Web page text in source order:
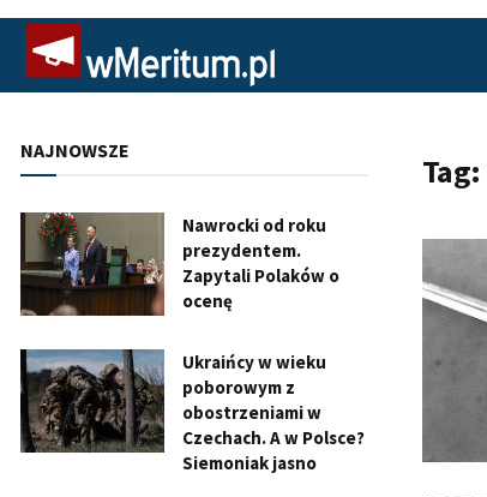
Tag:
NAJNOWSZE
Nawrocki od roku
prezydentem.
Zapytali Polaków o
ocenę
Ukraińcy w wieku
poborowym z
obostrzeniami w
Czechach. A w Polsce?
Siemoniak jasno